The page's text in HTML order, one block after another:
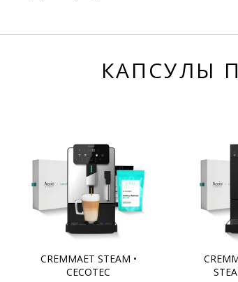
КАПСУЛЫ
CREMMAET STEAM •
CECOTEC